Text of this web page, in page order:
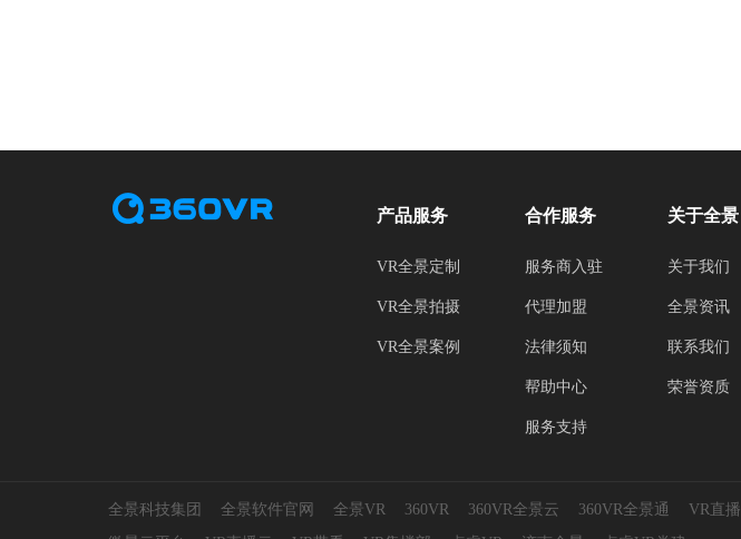
产品服务
VR全景定制
VR全景拍摄
VR全景案例
合作服务
服务商入驻
代理加盟
法律须知
帮助中心
服务支持
关于全景
关于我们
全景资讯
联系我们
荣誉资质
全景科技集团 全景软件官网 全景VR 360VR 360VR全景云 360VR全景通 VR直播